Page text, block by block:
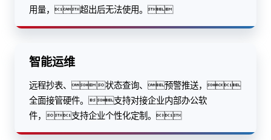
用量，超出后无法使用。
智能运维
远程抄表、状态查询、预警推送，
全面接管硬件。支持对接企业内部办公软
件，支持企业个性化定制。